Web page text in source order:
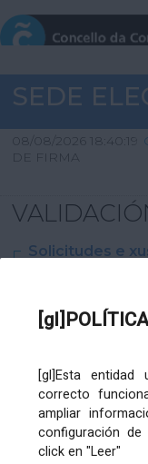
[gl]Esta entidad
correcto
ampliar
configuración
click en "Leer"
SEDE
08/08/2026 18:40:19
DE FIRMA
Solicitudes e
XML
Ficheiros varios
Ficheiro
asinado: